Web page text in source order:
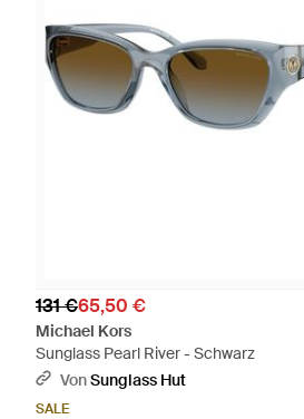
131 €65,50 €
Michael Kors
Sunglass Pearl River - Schwarz
VonSunglass Hut
SALE